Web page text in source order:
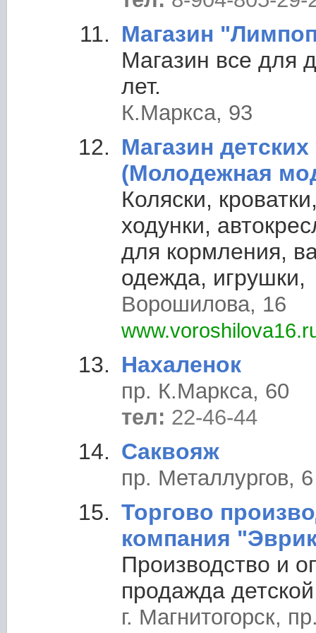
Магазин
Магазин все для
лет.
К.Маркса, 93
Магазин
(Молодежная
Коляски,
ходунки,
для кормления,
одежда, игрушки,
Ворошилова, 16
Нахаленок
пр. К.Маркса, 60
тел: 22-46-44
Саквояж
пр. Металлургов, 6
Торгово
компания
Производство и
продажда
г. Магнитогорск,